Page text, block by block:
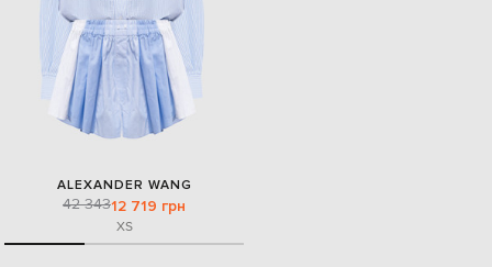
ALEXANDER WANG
42 34312 719 грн
XS